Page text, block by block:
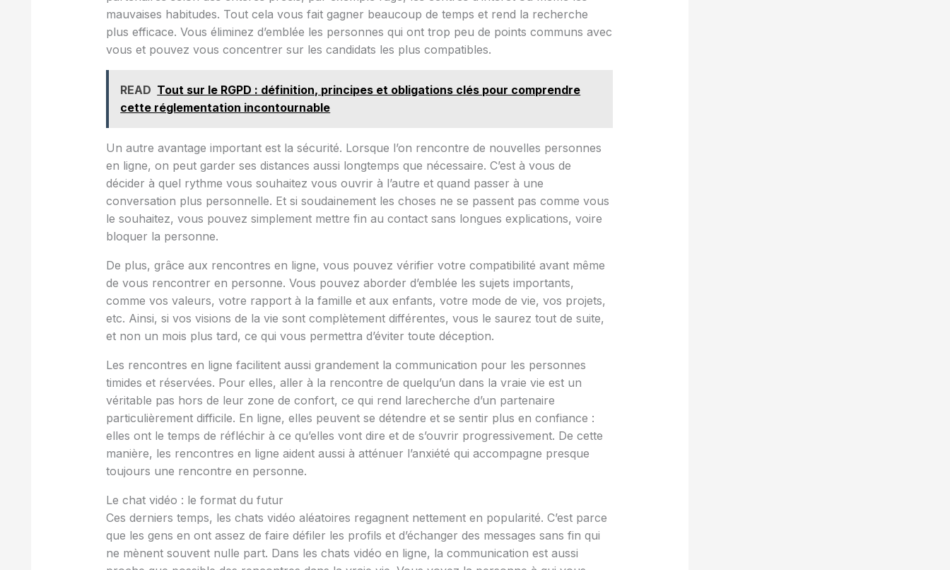
mauvaises habitudes. Tout cela vous fait gagner beaucoup de temps et rend la recherche
plus efficace. Vous éliminez d’emblée les personnes qui ont trop peu de points communs avec
vous et pouvez vous concentrer sur les candidats les plus compatibles.
READ Tout sur le RGPD : définition, principes et obligations clés pour comprendre
cette réglementation incontournable
Un autre avantage important est la sécurité. Lorsque l’on rencontre de nouvelles personnes
en ligne, on peut garder ses distances aussi longtemps que nécessaire. C’est à vous de
décider à quel rythme vous souhaitez vous ouvrir à l’autre et quand passer à une
conversation plus personnelle. Et si soudainement les choses ne se passent pas comme vous
le souhaitez, vous pouvez simplement mettre fin au contact sans longues explications, voire
bloquer la personne.
De plus, grâce aux rencontres en ligne, vous pouvez vérifier votre compatibilité avant même
de vous rencontrer en personne. Vous pouvez aborder d’emblée les sujets importants,
comme vos valeurs, votre rapport à la famille et aux enfants, votre mode de vie, vos projets,
etc. Ainsi, si vos visions de la vie sont complètement différentes, vous le saurez tout de suite,
et non un mois plus tard, ce qui vous permettra d’éviter toute déception.
Les rencontres en ligne facilitent aussi grandement la communication pour les personnes
timides et réservées. Pour elles, aller à la rencontre de quelqu’un dans la vraie vie est un
véritable pas hors de leur zone de confort, ce qui rend larecherche d’un partenaire
particulièrement difficile. En ligne, elles peuvent se détendre et se sentir plus en confiance :
elles ont le temps de réfléchir à ce qu’elles vont dire et de s’ouvrir progressivement. De cette
manière, les rencontres en ligne aident aussi à atténuer l’anxiété qui accompagne presque
toujours une rencontre en personne.
Le chat vidéo : le format du futur
Ces derniers temps, les chats vidéo aléatoires regagnent nettement en popularité. C’est parce
que les gens en ont assez de faire défiler les profils et d’échanger des messages sans fin qui
ne mènent souvent nulle part. Dans les chats vidéo en ligne, la communication est aussi